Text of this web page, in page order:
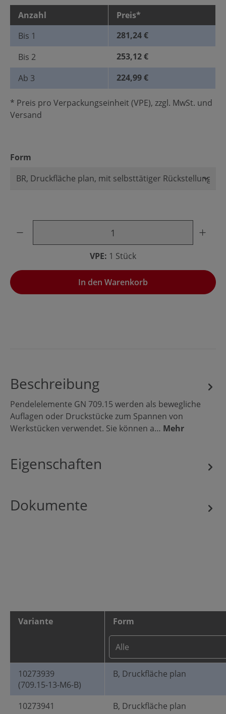
Anzahl
Preis*
Bis 1
281,24 €
Bis 2
253,12 €
Ab 3 224,99 €
* Preis pro Verpackungseinheit (VPE), zzgl. MwSt. und
Versand
Form
VPE: 1 Stück
In den Warenkorb
Beschreibung
Pendelelemente GN 709.15 werden als bewegliche
Auflagen oder Druckstücke zum Spannen von
Werkstücken verwendet. Sie können a… Mehr
Eigenschaften
Dokumente
Variante Form
10273939
(709.15-13-M6-B)
B, Druckfläche plan
10273941
B, Druckfläche plan